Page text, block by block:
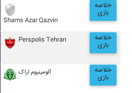
Shams Azar Qazvin
خلاصه
بازی
Perspolis Tehran خلاصه
بازی
آلومينيوم اراک خلاصه
بازی